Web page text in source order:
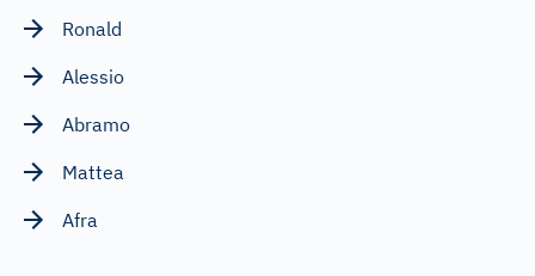
Ronald
Alessio
Abramo
Mattea
Afra